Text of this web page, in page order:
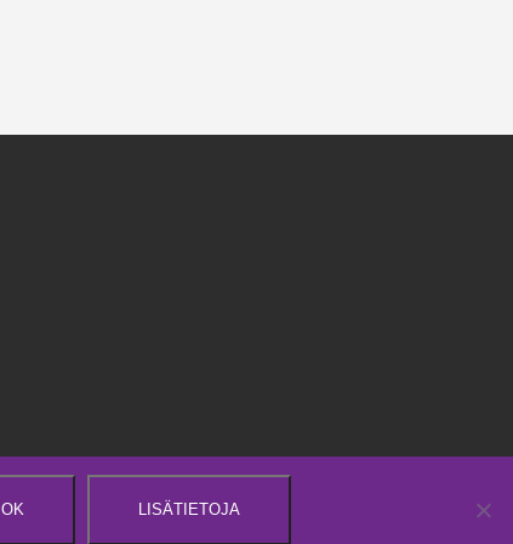
OK LISÄTIETOJA